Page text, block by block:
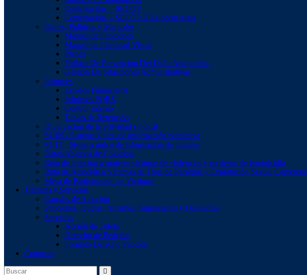
Contratación – SECOP
Contratación – SECOP 2024 hacia Atrás
Planes, Políticas y Manuales
Manual de Funciones
Manual de Identidad Visual
Planes
Política De Prevención Del Daño Antijurídico
Gestión De Situaciones Administrativas
Informes
Estados Financieros
Informes PQRS
Control Interno
Tablas de Retención
Divulgación de la actividad sindical
SUIN - Sistema Único de información normativa
SUIT - Sistema único de información de trámites
Datos Abiertos de Colombia
Ruta de atención a mujeres víctimas de violencias y en riesgo de feminicidio
Ruta de Atención a Victimas de Trata de Personas y Explotación Sexual Comercial
Mesa de Participación de Víctimas
Trámites y Servicios
Canales de Atención
Peticiones, Quejas, reclamos, Sugerencias y Denuncias
Servicios
Acción de Tutela
Derecho de Petición
Formato Derecho Petición
Contacto